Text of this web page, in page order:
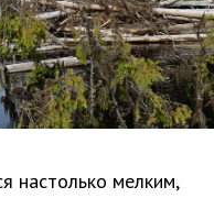
настолько мелким,